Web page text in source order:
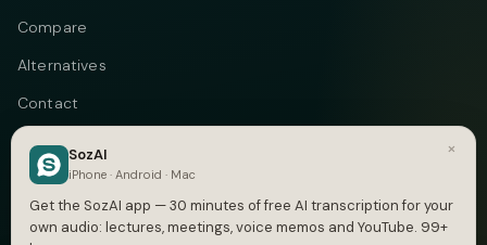
Compare
Alternatives
Contact
Blog
Privacy
Terms
×
SozAI
iPhone · Android · Mac
Get the SozAI app — 30 minutes of free AI transcription for your
own audio: lectures, meetings, voice memos and YouTube. 99+